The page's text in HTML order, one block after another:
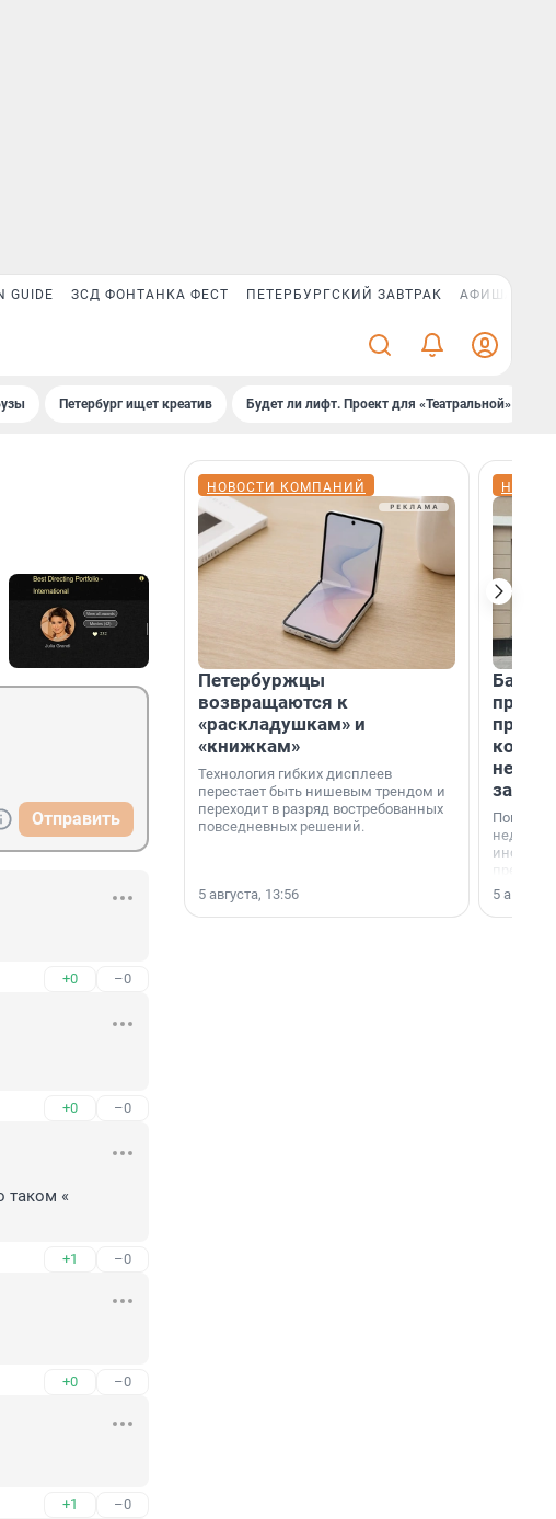
GUIDE ЗСД ФОНТАНКА ФЕСТ ПЕТЕРБУРГСКИЙ ЗАВТРАК АФИША PLUS
Петербург ищет креатив Будет ли лифт. Проект для «Театральной»
Отправить
+0 –0
+0 –0
таком «
+1 –0
+0 –0
+1 –0
НОВОСТИ КОМПАНИЙ
Петербуржцы
возвращаются к
«раскладушкам» и
«книжкам»
Технология гибких дисплеев
перестает быть нишевым трендом и
переходит в разряд востребованных
повседневных решений.
5 августа, 13:56
Банк
Покупка
офис,
успех
5